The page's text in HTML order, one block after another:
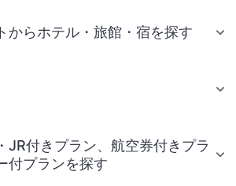
からホテル・旅館・宿を探す
JR付きプラン、航空券付きプラ
付プランを探す